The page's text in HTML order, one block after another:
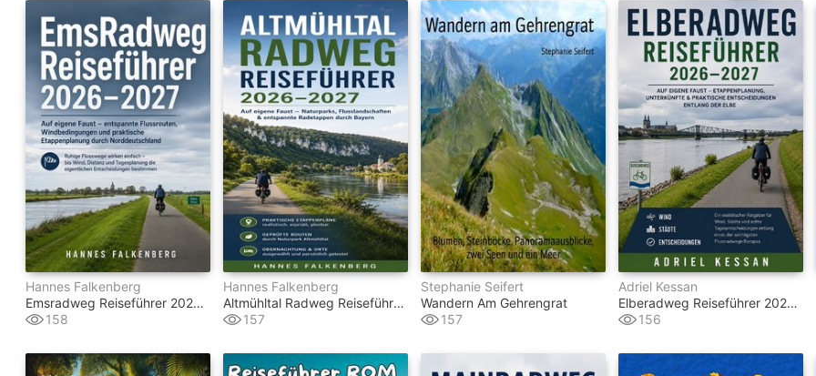
Hannes Falkenberg
Emsradweg Reiseführer 2026–2027
158
Hannes Falkenberg
Altmühltal Radweg Reiseführer 2026–2027
157
Stephanie Seifert
Wandern Am Gehrengrat
157
Adriel Kessan
Elberadweg Reiseführer 2026–2027
156